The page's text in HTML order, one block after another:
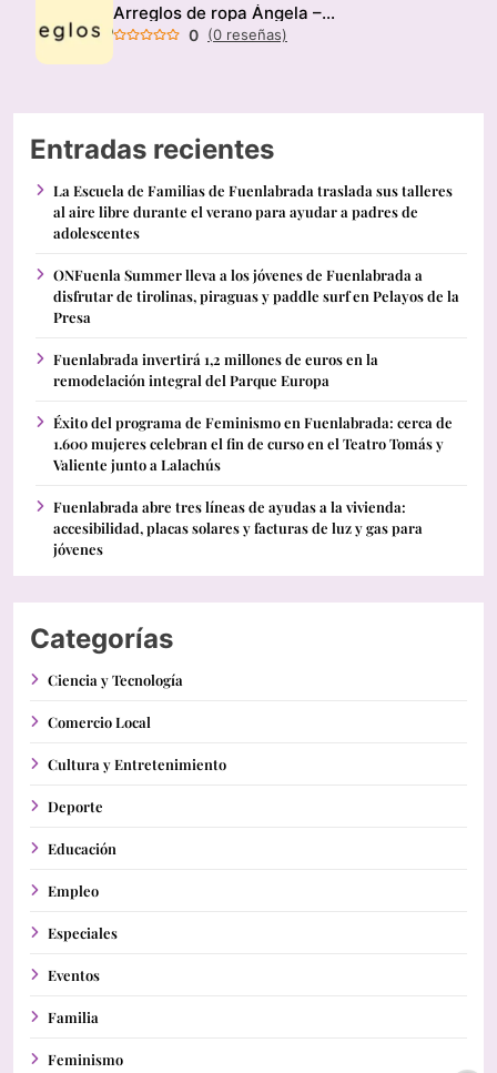
Arreglos de ropa Ángela – Modista
0 (0 reseñas)
Entradas recientes
La Escuela de Familias de Fuenlabrada traslada sus talleres
al aire libre durante el verano para ayudar a padres de
adolescentes
ONFuenla Summer lleva a los jóvenes de Fuenlabrada a
disfrutar de tirolinas, piraguas y paddle surf en Pelayos de la
Presa
Fuenlabrada invertirá 1,2 millones de euros en la
remodelación integral del Parque Europa
Éxito del programa de Feminismo en Fuenlabrada: cerca de
1.600 mujeres celebran el fin de curso en el Teatro Tomás y
Valiente junto a Lalachús
Fuenlabrada abre tres líneas de ayudas a la vivienda:
accesibilidad, placas solares y facturas de luz y gas para
jóvenes
Categorías
Ciencia y Tecnología
Comercio Local
Cultura y Entretenimiento
Deporte
Educación
Empleo
Especiales
Eventos
Familia
Feminismo